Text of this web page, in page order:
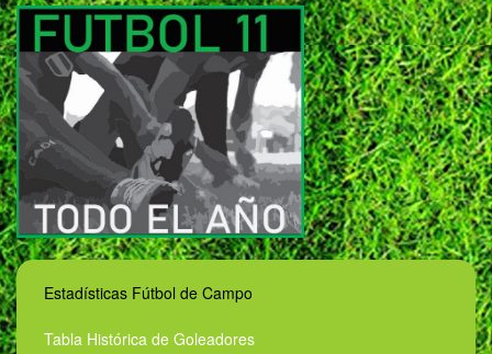
Estadísticas Fútbol de Campo
Tabla Histórica de Goleadores